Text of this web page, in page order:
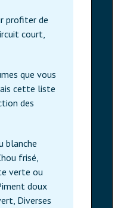
profiter de
court,
que vous
cette liste
des
blanche
frisé,
verte ou
doux
Diverses